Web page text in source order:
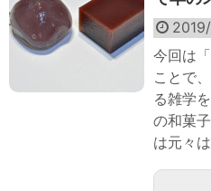
今回は
ことで
る雑学
の和菓
は元々